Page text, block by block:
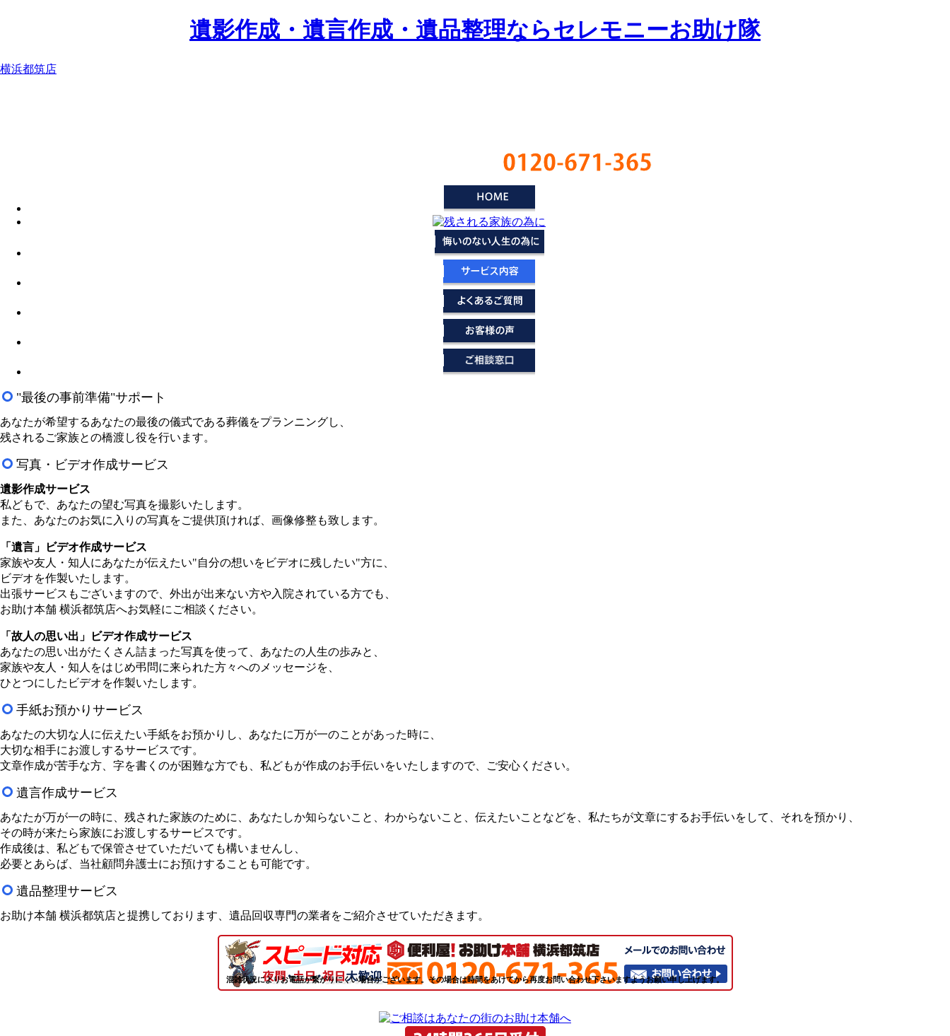
遺影作成・遺言作成・遺品整理ならセレモニーお助け隊
横浜都筑店
0120-671-365
"最後の事前準備"サポート
あなたが希望するあなたの最後の儀式である葬儀をプランニングし、
残されるご家族との橋渡し役を行います。
写真・ビデオ作成サービス
遺影作成サービス
私どもで、あなたの望む写真を撮影いたします。
また、あなたのお気に入りの写真をご提供頂ければ、画像修整も致します。
「遺言」ビデオ作成サービス
家族や友人・知人にあなたが伝えたい"自分の想いをビデオに残したい"方に、
ビデオを作製いたします。
出張サービスもございますので、外出が出来ない方や入院されている方でも、
お助け本舗 横浜都筑店へお気軽にご相談ください。
「故人の思い出」ビデオ作成サービス
あなたの思い出がたくさん詰まった写真を使って、あなたの人生の歩みと、
家族や友人・知人をはじめ弔問に来られた方々へのメッセージを、
ひとつにしたビデオを作製いたします。
手紙お預かりサービス
あなたの大切な人に伝えたい手紙をお預かりし、あなたに万が一のことがあった時に、
大切な相手にお渡しするサービスです。
文章作成が苦手な方、字を書くのが困難な方でも、私どもが作成のお手伝いをいたしますので、ご安心ください。
遺言作成サービス
あなたが万が一の時に、残された家族のために、あなたしか知らないこと、わからないこと、伝えたいことなどを、私たちが文章にするお手伝いをして、それを預かり、
その時が来たら家族にお渡しするサービスです。
作成後は、私どもで保管させていただいても構いませんし、
必要とあらば、当社顧問弁護士にお預けすることも可能です。
遺品整理サービス
お助け本舗 横浜都筑店と提携しております、遺品回収専門の業者をご紹介させていただきます。
混雑状況によりお電話が繋がりにくい場合がございます。その場合は時間をあけてから再度お問い合わせ下さいますようお願い申し上げます。